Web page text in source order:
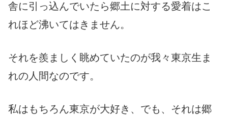
舎に引っ込んでいたら郷土に対する愛着はこ
れほど沸いてはきません。
それを羨ましく眺めていたのが我々東京生ま
れの人間なのです。
私はもちろん東京が大好き、でも、それは郷